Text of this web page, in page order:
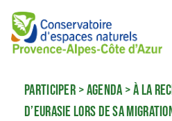
PARTICIPER >AGENDA >À LA
D’EURASIE LORS DE SA